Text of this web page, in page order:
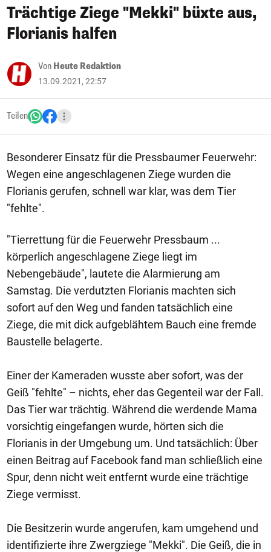
Trächtige Ziege "Mekki" büxte aus,
Florianis halfen
Von Heute Redaktion
13.09.2021, 22:57
Teilen
Besonderer Einsatz für die Pressbaumer Feuerwehr:
Wegen eine angeschlagenen Ziege wurden die
Florianis gerufen, schnell war klar, was dem Tier
"fehlte".
"Tierrettung für die Feuerwehr Pressbaum ...
körperlich angeschlagene Ziege liegt im
Nebengebäude", lautete die Alarmierung am
Samstag. Die verdutzten Florianis machten sich
sofort auf den Weg und fanden tatsächlich eine
Ziege, die mit dick aufgeblähtem Bauch eine fremde
Baustelle belagerte.
Einer der Kameraden wusste aber sofort, was der
Geiß "fehlte" – nichts, eher das Gegenteil war der Fall.
Das Tier war trächtig. Während die werdende Mama
vorsichtig eingefangen wurde, hörten sich die
Florianis in der Umgebung um. Und tatsächlich: Über
einen Beitrag auf Facebook fand man schließlich eine
Spur, denn nicht weit entfernt wurde eine trächtige
Ziege vermisst.
Die Besitzerin wurde angerufen, kam umgehend und
identifizierte ihre Zwergziege "Mekki". Die Geiß, die in